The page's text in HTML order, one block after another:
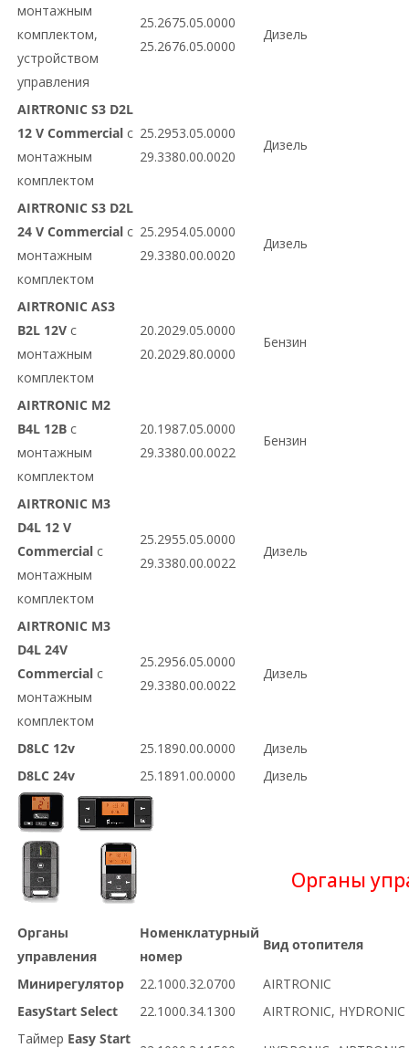
монтажным
комплектом,
устройством
управления
25.2675.05.0000
25.2676.05.0000
Дизель
AIRTRONIC S3 D2L
12 V Commercial с
монтажным
комплектом
25.2953.05.0000
29.3380.00.0020
Дизель
AIRTRONIC S3 D2L
24 V Commercial с
монтажным
комплектом
25.2954.05.0000
29.3380.00.0020
Дизель
AIRTRONIC AS3
B2L 12V с
монтажным
комплектом
20.2029.05.0000
20.2029.80.0000
Бензин
AIRTRONIC M2
B4L 12В с
монтажным
комплектом
20.1987.05.0000
29.3380.00.0022
Бензин
AIRTRONIC M3
D4L 12 V
Commercial с
монтажным
комплектом
25.2955.05.0000
29.3380.00.0022
Дизель
AIRTRONIC M3
D4L 24V
Commercial с
монтажным
комплектом
25.2956.05.0000
29.3380.00.0022
Дизель
D8LC 12v 25.1890.00.0000
Дизель
D8LC 24v
25.1891.00.0000 Дизель
Органы
Органы
управления
Номенклатурный
номер
Вид отопителя
Минирегулятор 22.1000.32.0700
AIRTRONIC
EasyStart Select
22.1000.34.1300
AIRTRONIC, HYDRONIC
Таймер Easy Start